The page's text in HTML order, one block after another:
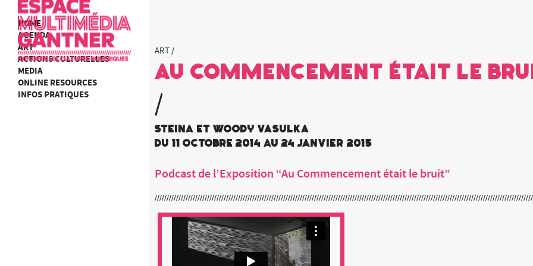
HOME
AGENDA
ART
ACTIONS CULTURELLES
MEDIA
ONLINE RESOURCES
INFOS PRATIQUES
ART /
Au commencement était le
/
Steina et Woody Vasulka
du 11 octobre 2014 au 24 janvier 2015
Podcast de l’Exposition “Au Commencement était le bruit”